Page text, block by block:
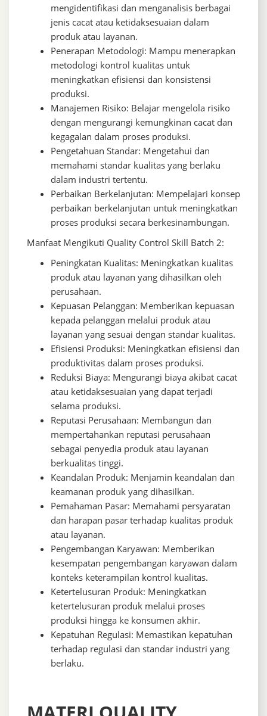
mengidentifikasi dan menganalisis berbagai
jenis cacat atau ketidaksesuaian dalam
produk atau layanan.
Penerapan Metodologi: Mampu menerapkan
metodologi kontrol kualitas untuk
meningkatkan efisiensi dan konsistensi
produksi.
Manajemen Risiko: Belajar mengelola risiko
dengan mengurangi kemungkinan cacat dan
kegagalan dalam proses produksi.
Pengetahuan Standar: Mengetahui dan
memahami standar kualitas yang berlaku
dalam industri tertentu.
Perbaikan Berkelanjutan: Mempelajari konsep
perbaikan berkelanjutan untuk meningkatkan
proses produksi secara berkesinambungan.
Manfaat Mengikuti Quality Control Skill Batch 2:
Peningkatan Kualitas: Meningkatkan kualitas
produk atau layanan yang dihasilkan oleh
perusahaan.
Kepuasan Pelanggan: Memberikan kepuasan
kepada pelanggan melalui produk atau
layanan yang sesuai dengan standar kualitas.
Efisiensi Produksi: Meningkatkan efisiensi dan
produktivitas dalam proses produksi.
Reduksi Biaya: Mengurangi biaya akibat cacat
atau ketidaksesuaian yang dapat terjadi
selama produksi.
Reputasi Perusahaan: Membangun dan
mempertahankan reputasi perusahaan
sebagai penyedia produk atau layanan
berkualitas tinggi.
Keandalan Produk: Menjamin keandalan dan
keamanan produk yang dihasilkan.
Pemahaman Pasar: Memahami persyaratan
dan harapan pasar terhadap kualitas produk
atau layanan.
Pengembangan Karyawan: Memberikan
kesempatan pengembangan karyawan dalam
konteks keterampilan kontrol kualitas.
Ketertelusuran Produk: Meningkatkan
ketertelusuran produk melalui proses
produksi hingga ke konsumen akhir.
Kepatuhan Regulasi: Memastikan kepatuhan
terhadap regulasi dan standar industri yang
berlaku.